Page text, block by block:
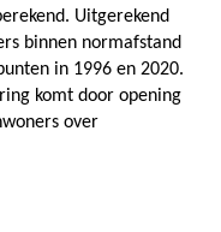
Uitgerekend
binnen normafstand
in 1996 en 2020.
komt door opening
over